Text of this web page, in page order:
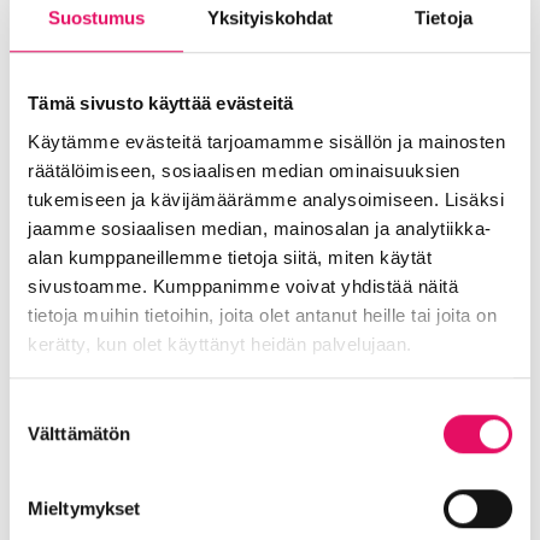
Suostumus Yksityiskohdat Tietoja
Tämä sivusto käyttää evästeitä
Käytämme evästeitä tarjoamamme sisällön ja mainosten
räätälöimiseen, sosiaalisen median ominaisuuksien
tukemiseen ja kävijämäärämme analysoimiseen. Lisäksi
jaamme sosiaalisen median, mainosalan ja analytiikka-
alan kumppaneillemme tietoja siitä, miten käytät
sivustoamme. Kumppanimme voivat yhdistää näitä
tietoja muihin tietoihin, joita olet antanut heille tai joita on
kerätty, kun olet käyttänyt heidän palvelujaan.
valinta
Välttämätön
Mieltymykset
olemme Intossa saaneet olla mukana 28
sijoittumisessa Seinäjoelle. Lisääkin mahtuu,
meillä on tilaa yritysten kasvulle ja vahva
tahto pitää puitteet kunnossa.
Hyvää joulua ja onnellista uutta vuotta,
Leena Perämäki , toimitusjohtaja